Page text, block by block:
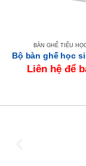
BÀN GHẾ TIỂU
Liên hệ để